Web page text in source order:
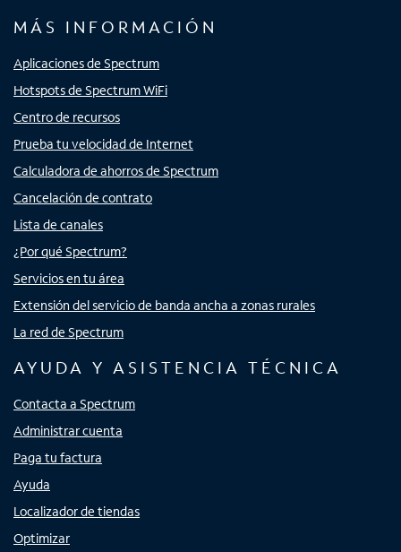
MÁS INFORMACIÓN
Aplicaciones de Spectrum
Hotspots de Spectrum WiFi
Centro de recursos
Prueba tu velocidad de Internet
Calculadora de ahorros de Spectrum
Cancelación de contrato
Lista de canales
¿Por qué Spectrum?
Servicios en tu área
Extensión del servicio de banda ancha a zonas rurales
La red de Spectrum
AYUDA Y ASISTENCIA TÉCNICA
Contacta a Spectrum
Administrar cuenta
Paga tu factura
Ayuda
Localizador de tiendas
Optimizar